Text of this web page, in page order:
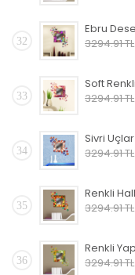
32
3294.91 TL
33
3294.91 TL
34
3294.91 TL
35
3294.91 TL
36
3294.91 TL